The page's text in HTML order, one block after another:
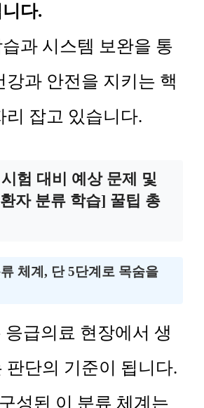
다.
과 시스템 보완을 통
강과 안전을 지키는 핵
리 잡고 있습니다.
험 대비 예상 문제 및
자 분류 학습] 꿀팁 총
체계, 단 5단계로 목숨을
응급의료 현장에서 생
판단의 기준이 됩니다.
성된 이 분류 체계는